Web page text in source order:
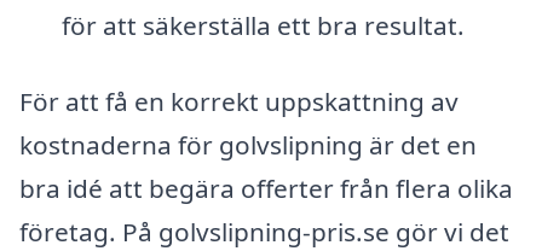
för att säkerställa ett bra resultat.
För att få en korrekt uppskattning av
kostnaderna för golvslipning är det en
bra idé att begära offerter från flera olika
företag. På golvslipning-pris.se gör vi det